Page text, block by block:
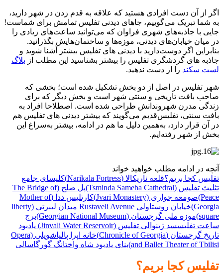
اگر از آن دست افرادی هستید که علاقه به قدم زدن در شهر دارید،
به شما تبریک می‌گوییم، جاهای دیدنی تفلیس تمامش برای شماست!
جایی با جاذبه‌های شهری فراوان که می‌توانید ساعت‌های زیادی را
در میان خیابان‌های دیدنی، موزه‌ها و ساختمان‌هایش بگذرانید.
بنابراین اگر دوست‌دارید با دیدنی های تفلیس بیشتر آشنا شوید و
جاذبه های گردشگری تفلیس را بیشتر بشناسید این مطلب از بلاگ
لست سکند را از دست ندهید.
شهر تفلیس در اصل از دو بخش تشکیل شده‌ است؛ بخشی که
صاحب بافت تاریخی و سنتی شهر است و بخش دیگر که برای
زندگی مدرن شهروندانش طراحی شده‌ است. اصطلاحا افراد به
بافت سنتی، تفلیس‌قدیم می‌گویند که بیشتر دیدنی های تفلیس هم
در آن قرار دارد، به‌همین دلیل ما هم در ادامه، بیشتر به‌سراغ این
بخش از شهر رفته‌ایم.
آنچه در ادامه مطلب خواهید خواند
تفلیس کجا بریم؟قلعه ناریکالا (Narikala Fortress)
کلیسای جامع
تثلیث تفلیس (Tsminda Sameba Cathedral)
پل صلح (The Bridge of
Peace) صومعه جواری (Jvari Monastery)
کارتلیس ددا (Mother of
Georgia) خیابان روستاولی Rustaveli Avenue
میدان لیبرتی (liberty
square) موزه ملی گرجستان (Georgian National Museum)
برج
ساعت تفلیسسد ژینوالی تفلیس (Jinvali Water Reservoir)
یادبود
تاریخ گرجستان (Chronicle of Georgia)
خانه اپرا پالیاشویلی (Opera
and Ballet Theater of Tbilisi) بنای یادبود شاه واختانگ گورگاسالی‎
تفلیس کجا بریم؟